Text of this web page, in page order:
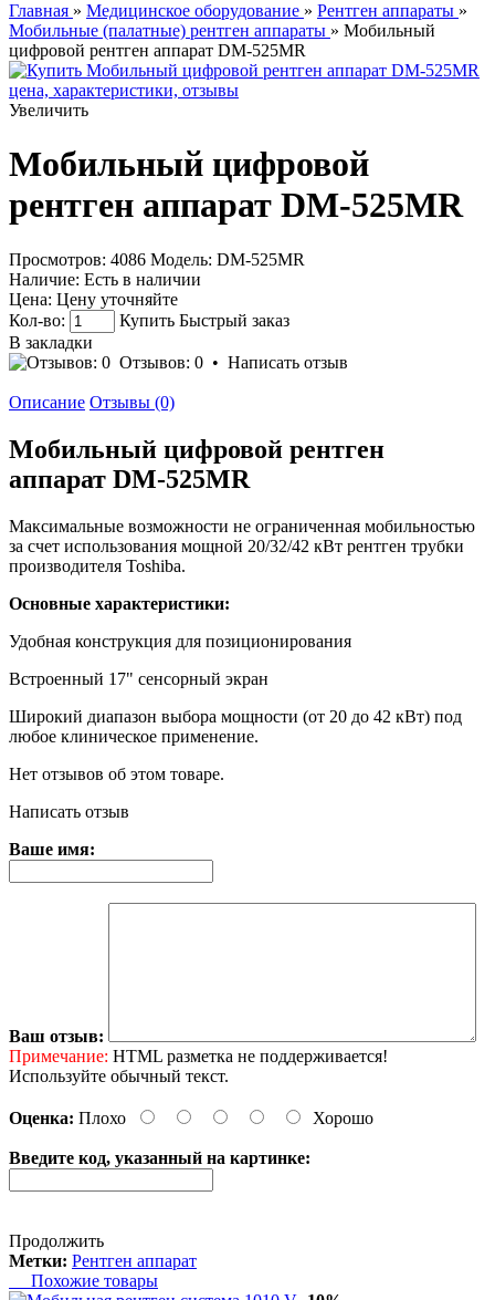
Главная » Медицинское оборудование » Рентген аппараты »
Мобильные (палатные) рентген аппараты » Мобильный
цифровой рентген аппарат DM-525MR
Увеличить
Мобильный цифровой
рентген аппарат DM-525MR
Просмотров: 4086 Модель: DM-525MR
Наличие: Есть в наличии
Цена: Цену уточняйте
Кол-во:
Купить Быстрый заказ
В закладки
Отзывов: 0 • Написать отзыв
Описание Отзывы (0)
Мобильный цифровой рентген
аппарат DM-525MR
Максимальные возможности не ограниченная мобильностью
за счет использования мощной 20/32/42 кВт рентген трубки
производителя Toshiba.
Основные характеристики:
Удобная конструкция для позиционирования
Встроенный 17" сенсорный экран
Широкий диапазон выбора мощности (от 20 до 42 кВт) под
любое клиническое применение.
Нет отзывов об этом товаре.
Написать отзыв
Ваше имя:
Ваш отзыв:
Примечание: HTML разметка не поддерживается!
Используйте обычный текст.
Оценка: Плохо Хорошо
Введите код, указанный на картинке:
Продолжить
Метки: Рентген аппарат
Похожие товары